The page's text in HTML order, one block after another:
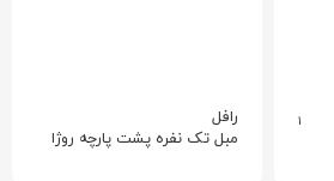
۱
رافل
مبل تک نفره پشت پارچه روژا